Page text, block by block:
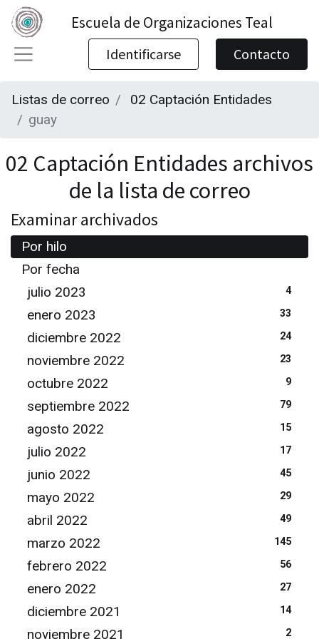
Escuela de Organizaciones Teal
Identificarse Contacto
Listas de correo
02 Captación Entidades
guay
02 Captación Entidades archivos
de la lista de correo
Examinar archivados
Por hilo
Por fecha
julio 2023
4
enero 2023 33
diciembre 2022 24
noviembre 2022 23
octubre 2022 9
septiembre 2022 79
agosto 2022 15
julio 2022 17
junio 2022 45
mayo 2022 29
abril 2022 49
marzo 2022 145
febrero 2022 56
enero 2022 27
diciembre 2021 14
noviembre 2021 2